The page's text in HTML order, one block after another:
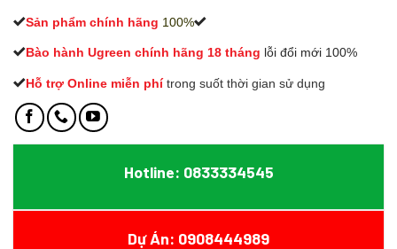
Sản phẩm chính hãng 100%
Bào hành Ugreen chính hãng 18 tháng lỗi đổi mới 100%
Hỗ trợ Online miễn phí trong suốt thời gian sử dụng
Hotline: 0833334545
Dự Án: 0908444989